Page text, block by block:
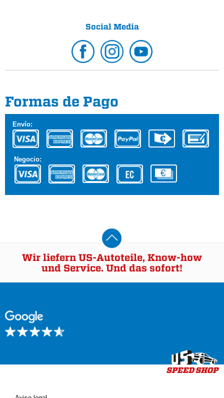
Social Media
Formas de Pago
Envío:
Negocio:
Wir liefern US-Autoteile, Know-how
und Service. Und das sofort!